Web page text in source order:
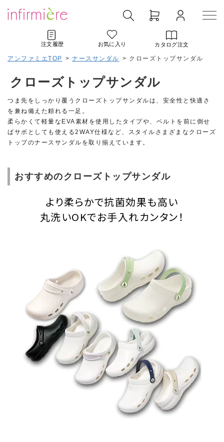
注文履歴 お気に入り カタログ注文
アンファミエTOP > ナースサンダル > クローズトップサンダル
クローズトップサンダル
つま先をしっかり覆うクローズトップサンダルは、安全性と快適さ
を兼ね備えた頼れる一足。
柔らかくて軽量なEVA素材を使用したタイプや、ベルトを前に倒せ
ばサボとしても使える2WAY仕様など、スタイルさまざまなクローズ
トップのナースサンダルを取り揃えています。
おすすめのクローズトップサンダル
より柔らかで抗菌効果も高い
丸洗いOKでお手入れカンタン！